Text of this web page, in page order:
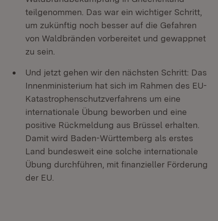
teilgenommen. Das war ein wichtiger Schritt,
um zukünftig noch besser auf die Gefahren
von Waldbränden vorbereitet und gewappnet
zu sein.
Und jetzt gehen wir den nächsten Schritt: Das
Innenministerium hat sich im Rahmen des EU-
Katastrophenschutzverfahrens um eine
internationale Übung beworben und eine
positive Rückmeldung aus Brüssel erhalten.
Damit wird Baden-Württemberg als erstes
Land bundesweit eine solche internationale
Übung durchführen, mit finanzieller Förderung
der EU.